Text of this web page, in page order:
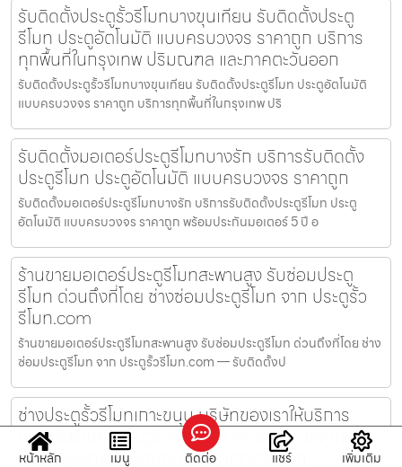
รับติดตั้งประตูรั้วรีโมทบางขุนเทียน รับติดตั้งประตู
รีโมท ประตูอัตโนมัติ แบบครบวงจร ราคาถูก บริการ
ทุกพื้นที่ในกรุงเทพ ปริมณฑล และภาคตะวันออก
รับติดตั้งประตูรั้วรีโมทบางขุนเทียน รับติดตั้งประตูรีโมท ประตูอัตโนมัติ
แบบครบวงจร ราคาถูก บริการทุกพื้นที่ในกรุงเทพ ปริ
รับติดตั้งมอเตอร์ประตูรีโมทบางรัก บริการรับติดตั้ง
ประตูรีโมท ประตูอัตโนมัติ แบบครบวงจร ราคาถูก
รับติดตั้งมอเตอร์ประตูรีโมทบางรัก บริการรับติดตั้งประตูรีโมท ประตู
อัตโนมัติ แบบครบวงจร ราคาถูก พร้อมประกันมอเตอร์ 5 ปี อ
ร้านขายมอเตอร์ประตูรีโมทสะพานสูง รับซ่อมประตู
รีโมท ด่วนถึงที่โดย ช่างซ่อมประตูรีโมท จาก ประตูรั้ว
รีโมท.com
ร้านขายมอเตอร์ประตูรีโมทสะพานสูง รับซ่อมประตูรีโมท ด่วนถึงที่โดย ช่าง
ซ่อมประตูรีโมท จาก ประตูรั้วรีโมท.com — รับติดตั้งป
ช่างประตูรั้วรีโมทเกาะขนุน บริษัทของเราให้บริการ
ประตูรั้วรีโมท, ประตูรั้วอัตโนมัติ อย่างครอบคลุมใน
พื้นที่ กรุงเทพ ปริมณฑล และภาคตะวันออก
หน้าหลัก เมนู ติดต่อ แชร์ เพิ่มเติม